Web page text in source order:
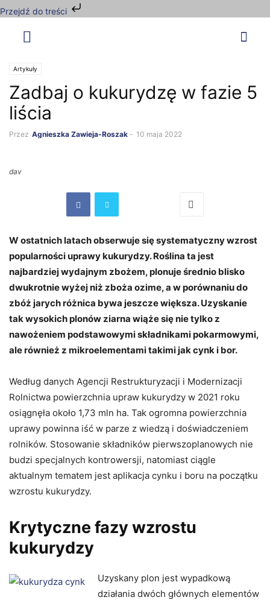
Przejdź do treści
Artykuły
Zadbaj o kukurydzę w fazie 5
liścia
Przez Agnieszka Zawieja-Roszak - 10 maja 2022
dav
W ostatnich latach obserwuje się systematyczny wzrost
popularności uprawy kukurydzy. Roślina ta jest
najbardziej wydajnym zbożem, plonujeśrednio blisko
dwukrotnie wyżej niż zboża ozime, a w porównaniu do
zbóż jarych różnica bywa jeszcze większa. Uzyskanie
tak wysokich plonów ziarna wiąże się nie tylko z
nawożeniem podstawowymi składnikami pokarmowymi,
ale również z mikroelementami takimi jak cynk i bor.
Według danych Agencji Restrukturyzacji i Modernizacji
Rolnictwa powierzchnia upraw kukurydzy w 2021 roku
osiągnęła około 1,73 mln ha. Tak ogromna powierzchnia
uprawy powinna iść w parze z wiedzą i doświadczeniem
rolników. Stosowanie składników pierwszoplanowych nie
budzi specjalnych kontrowersji, natomiast ciągle
aktualnym tematem jest aplikacja cynku i boru na początku
wzrostu kukurydzy.
Krytyczne fazy wzrostu
kukurydzy
Uzyskany plon jest wypadkową
działania dwóch głównych elementów